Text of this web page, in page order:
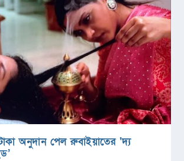
অনুদান পেল রুবাইয়াতের ‘দ্য